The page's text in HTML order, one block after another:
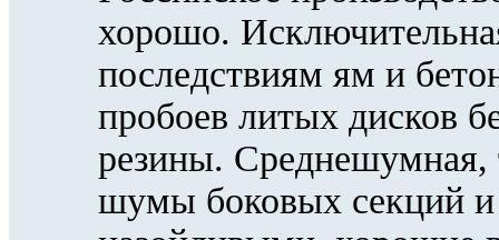
хорошо.
последствиям ям и
пробоев литых дисков
резины. Среднешумная,
шумы боковых секций и